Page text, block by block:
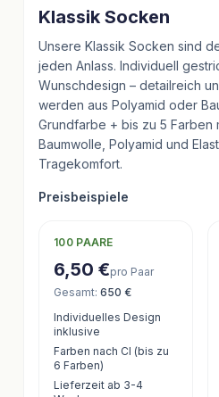
Klassik Socken
Unsere Klassik Socken sind
jeden Anlass. Individuell
Wunschdesign – detailreich
werden aus Polyamid oder
Grundfarbe + bis zu 5 Farben
Baumwolle, Polyamid und
Tragekomfort.
Preisbeispiele
100 PAARE
6,50 €pro Paar
Gesamt: 650 €
Individuelles Design
inklusive
Farben nach CI (bis zu
6 Farben)
Lieferzeit ab 3-4